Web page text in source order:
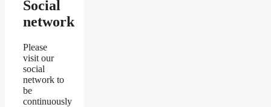
Social
network
Please
visit our
social
network to
be
continuously